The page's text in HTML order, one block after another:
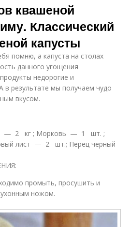
квашеной
Классический
капусты
помню, а капуста на столах
данного угощения
недорогие и
в результате мы получаем чудо
вкусом.
— 2 кг ; Морковь — 1 шт. ;
лист — 2 шт.; Перец черный
промыть, просушить и
ножом.